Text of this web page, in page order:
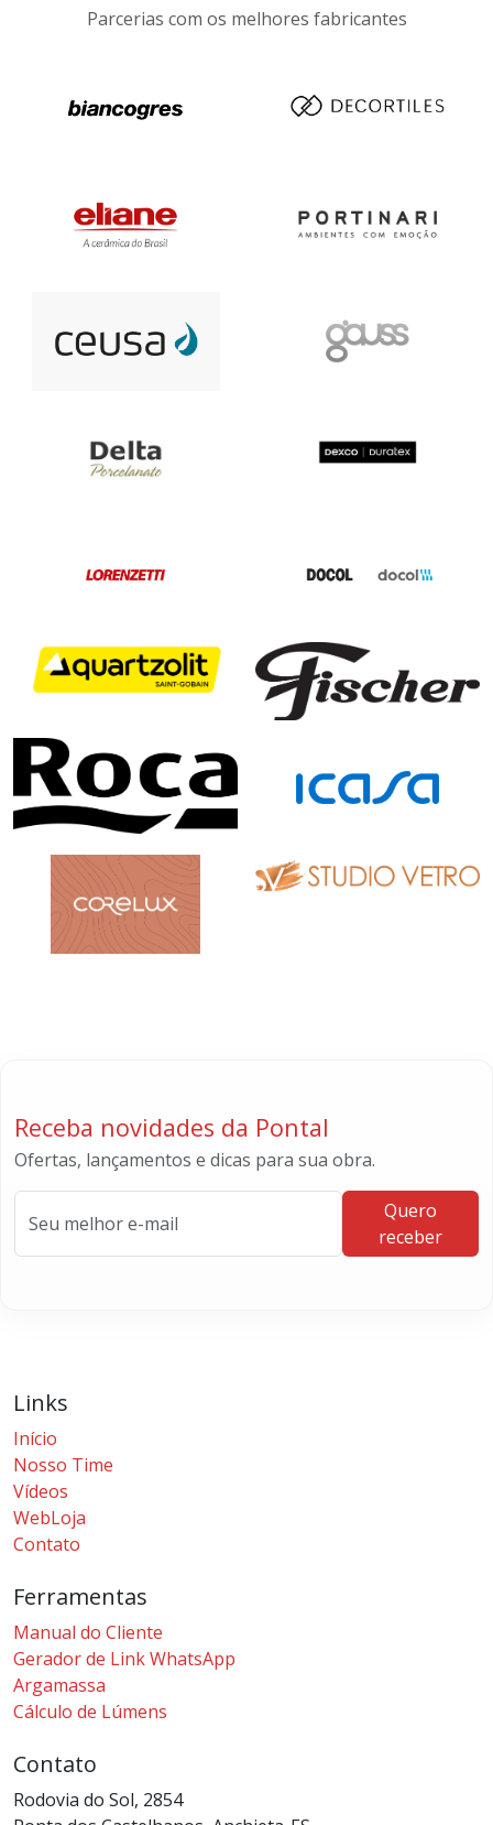
Parcerias com os melhores fabricantes
Receba novidades da Pontal
Ofertas, lançamentos e dicas para sua obra.
Quero
receber
Links
Início
Nosso Time
Vídeos
WebLoja
Contato
Ferramentas
Manual do Cliente
Gerador de Link WhatsApp
Argamassa
Cálculo de Lúmens
Contato
Rodovia do Sol, 2854